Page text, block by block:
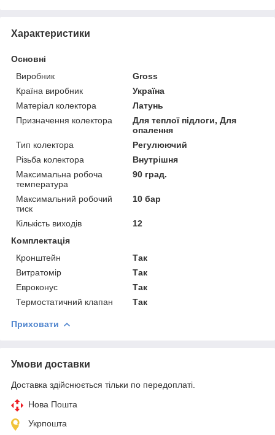
Характеристики
Основні
Виробник
Gross
Країна виробник
Україна
Матеріал колектора
Латунь
Призначення колектора
Для теплої підлоги, Для
опалення
Тип колектора
Регулюючий
Різьба колектора
Внутрішня
Максимальна робоча
температура
90 град.
Максимальний робочий
тиск
10 бар
Кількість виходів
12
Комплектація
Кронштейн
Так
Витратомір
Так
Евроконус
Так
Термостатичний клапан
Так
Приховати
Умови доставки
Доставка здійснюється тільки по передоплаті.
Нова Пошта
Укрпошта